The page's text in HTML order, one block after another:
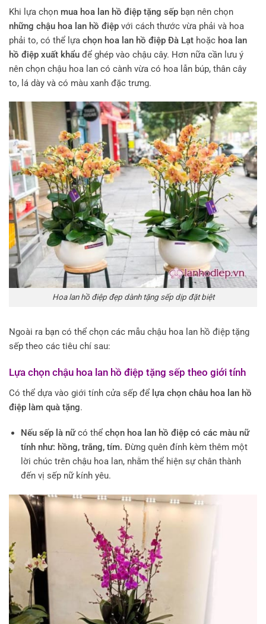
Khi lựa chọn mua hoa lan hồ điệp tặng sếp bạn nên chọn
những chậu hoa lan hồ điệp với cách thước vừa phải và hoa
phải to, có thể lựa chọn hoa lan hồ điệp Đà Lạt hoặc hoa lan
hồ điệp xuất khẩu để ghép vào chậu cây. Hơn nữa cần lưu ý
nên chọn chậu hoa lan có cành vừa có hoa lẫn búp, thân cây
to, lá dày và có màu xanh đặc trưng.
Hoa lan hồ điệp đẹp dành tặng sếp dịp đặt biệt
Ngoài ra bạn có thể chọn các mẫu chậu hoa lan hồ điệp tặng
sếp theo các tiêu chí sau:
Lựa chọn chậu hoa lan hồ điệp tặng sếp theo giới tính
Có thể dựa vào giới tính cửa sếp để lựa chọn châu hoa lan hồ
điệp làm quà tặng.
Nếu sếp là nữcó thể chọn hoa lan hồ điệp có các màu nữ
tính như: hồng, trắng, tím. Đừng quên đính kèm thêm một
lời chúc trên chậu hoa lan, nhằm thể hiện sự chân thành
đến vị sếp nữ kính yêu.